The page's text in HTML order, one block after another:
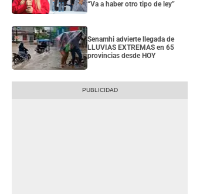
“Va a haber otro tipo de ley”
Senamhi advierte llegada de
LLUVIAS EXTREMAS en 65
provincias desde HOY